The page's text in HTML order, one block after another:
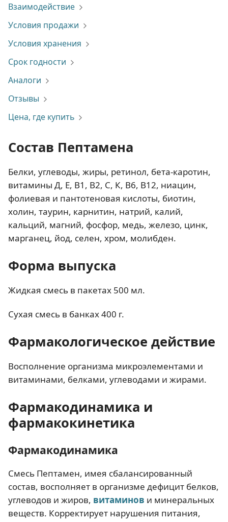
Взаимодействие
Условия продажи
Условия хранения
Срок годности
Аналоги
Отзывы
Цена, где купить
Состав Пептамена
Белки, углеводы, жиры, ретинол, бета-каротин,
витамины Д, Е, В1, В2, С, К, В6, В12, ниацин,
фолиевая и пантотеновая кислоты, биотин,
холин, таурин, карнитин, натрий, калий,
кальций, магний, фосфор, медь, железо, цинк,
марганец, йод, селен, хром, молибден.
Форма выпуска
Жидкая смесь в пакетах 500 мл.
Сухая смесь в банках 400 г.
Фармакологическое действие
Восполнение организма микроэлементами и
витаминами, белками, углеводами и жирами.
Фармакодинамика и
фармакокинетика
Фармакодинамика
Смесь Пептамен, имея сбалансированный
состав, восполняет в организме дефицит белков,
углеводов и жиров, витаминов и минеральных
веществ. Корректирует нарушения питания,